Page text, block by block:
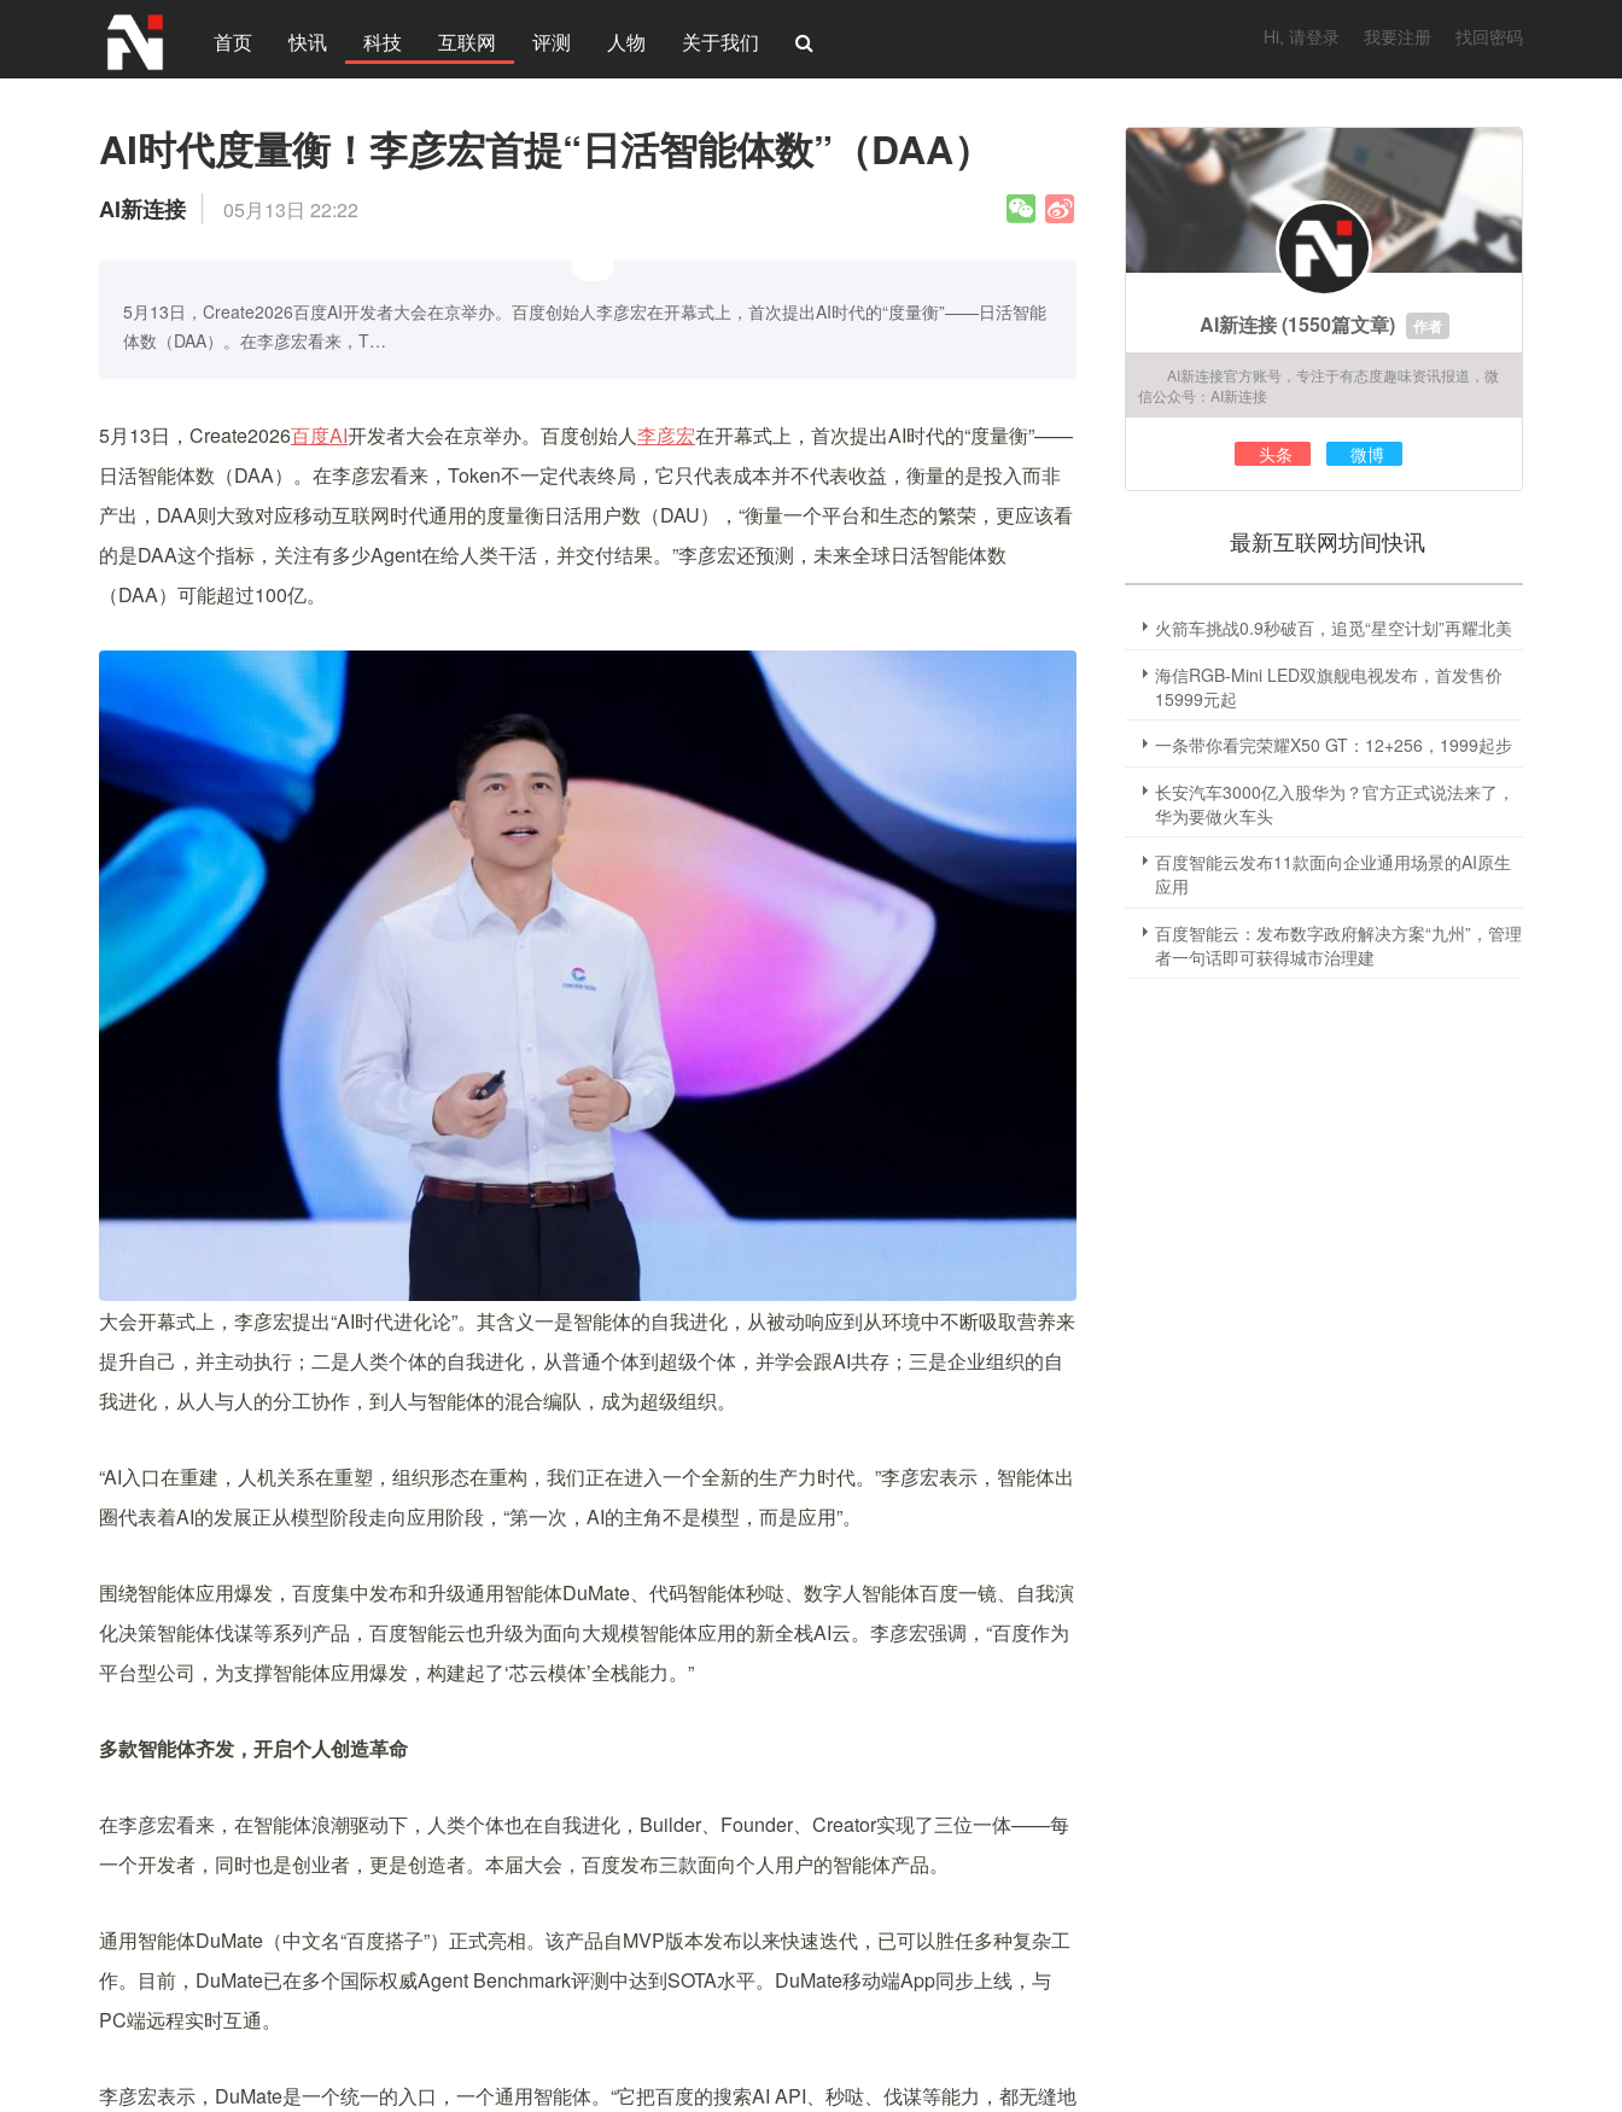
首页 快讯 科技 互联网 评测 人物 关于我们 Hi, 请登录 我要注册 找回密码
AI时代度量衡！李彦宏首提“日活智能体数”（DAA）
AI新连接 05月13日 22:22
5月13日，Create2026百度AI开发者大会在京举办。百度创始人李彦宏在开幕式上，首次提出AI时代的“度量衡”——日活智能
体数（DAA）。在李彦宏看来，T…
5月13日，Create2026百度AI开发者大会在京举办。百度创始人李彦宏在开幕式上，首次提出AI时代的“度量衡”——
日活智能体数（DAA）。在李彦宏看来，Token不一定代表终局，它只代表成本并不代表收益，衡量的是投入而非
产出，DAA则大致对应移动互联网时代通用的度量衡日活用户数（DAU），“衡量一个平台和生态的繁荣，更应该看
的是DAA这个指标，关注有多少Agent在给人类干活，并交付结果。”李彦宏还预测，未来全球日活智能体数
（DAA）可能超过100亿。
大会开幕式上，李彦宏提出“AI时代进化论”。其含义一是智能体的自我进化，从被动响应到从环境中不断吸取营养来
提升自己，并主动执行；二是人类个体的自我进化，从普通个体到超级个体，并学会跟AI共存；三是企业组织的自
我进化，从人与人的分工协作，到人与智能体的混合编队，成为超级组织。
“AI入口在重建，人机关系在重塑，组织形态在重构，我们正在进入一个全新的生产力时代。”李彦宏表示，智能体出
圈代表着AI的发展正从模型阶段走向应用阶段，“第一次，AI的主角不是模型，而是应用”。
围绕智能体应用爆发，百度集中发布和升级通用智能体DuMate、代码智能体秒哒、数字人智能体百度一镜、自我演
化决策智能体伐谋等系列产品，百度智能云也升级为面向大规模智能体应用的新全栈AI云。李彦宏强调，“百度作为
平台型公司，为支撑智能体应用爆发，构建起了‘芯云模体’全栈能力。”
多款智能体齐发，开启个人创造革命
在李彦宏看来，在智能体浪潮驱动下，人类个体也在自我进化，Builder、Founder、Creator实现了三位一体——每
一个开发者，同时也是创业者，更是创造者。本届大会，百度发布三款面向个人用户的智能体产品。
通用智能体DuMate（中文名“百度搭子”）正式亮相。该产品自MVP版本发布以来快速迭代，已可以胜任多种复杂工
作。目前，DuMate已在多个国际权威Agent Benchmark评测中达到SOTA水平。DuMate移动端App同步上线，与
PC端远程实时互通。
李彦宏表示，DuMate是一个统一的入口，一个通用智能体。“它把百度的搜索AI API、秒哒、伐谋等能力，都无缝地
AI新连接(1550篇文章) 作者
AI新连接官方账号，专注于有态度趣味资讯报道，微
信公众号：AI新连接
头条 微博
最新互联网坊间快讯
火箭车挑战0.9秒破百，追觅“星空计划”再耀北美
海信RGB-Mini LED双旗舰电视发布，首发售价
15999元起
一条带你看完荣耀X50 GT：12+256，1999起步
长安汽车3000亿入股华为？官方正式说法来了，
华为要做火车头
百度智能云发布11款面向企业通用场景的AI原生
应用
百度智能云：发布数字政府解决方案“九州”，管理
者一句话即可获得城市治理建